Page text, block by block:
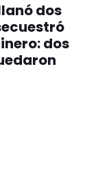
dos
dos